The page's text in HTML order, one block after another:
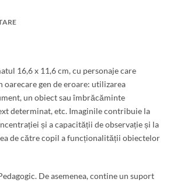
16,6 x 11,6 cm, cu personaje care
gen de eroare: utilizarea
un obiect sau îmbrăcăminte
determinat, etc. Imaginile contribuie la
și a capacității de observație și la
de către copil a funcționalității obiectelor
De asemenea, contine un suport